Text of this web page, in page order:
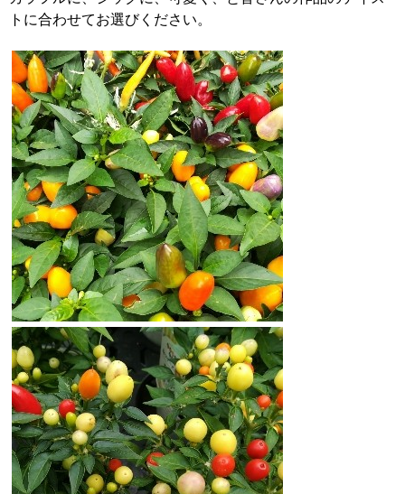
トに合わせてお選びください。